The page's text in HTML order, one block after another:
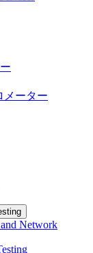
メーター
Network